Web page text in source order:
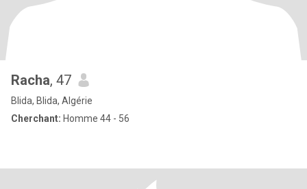
Racha, 47
Blida, Blida, Algérie
Cherchant: Homme 44 - 56